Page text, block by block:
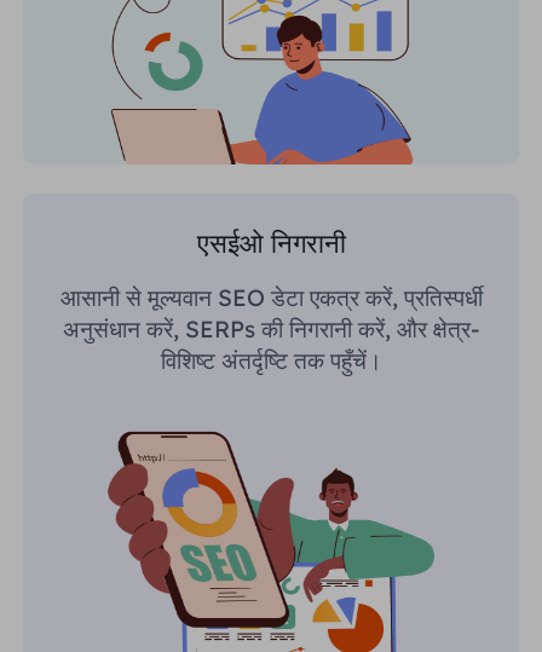
एसईओ निगरानी
आसानी से मूल्यवान SEO डेटा एकत्र करें, प्रतिस्पर्धी
अनुसंधान करें, SERPs की निगरानी करें, और क्षेत्र-
विशिष्ट अंतर्दृष्टि तक पहुँचें।